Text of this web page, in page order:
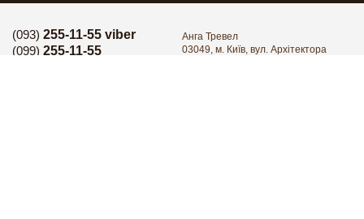
(093) 255-11-55 viber
(099) 255-11-55
Анга Тревел
03049, м. Київ, вул. Архітектора